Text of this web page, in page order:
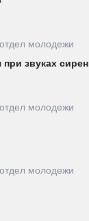
молодежи
при звуках сирен
молодежи
молодежи